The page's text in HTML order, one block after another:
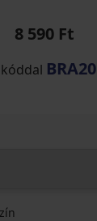
8 590 Ft
kóddal BRA20